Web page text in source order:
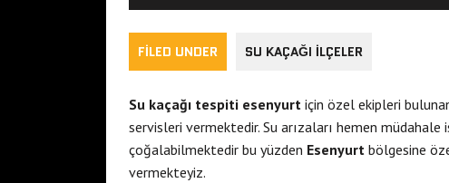
FILED UNDER SU KAÇAĞI İLÇELER
Su kaçağı tespiti esenyurt için özel ekipleri
servisleri vermektedir. Su arızaları hemen
çoğalabilmektedir bu yüzden Esenyurt bölgesine
vermekteyiz.